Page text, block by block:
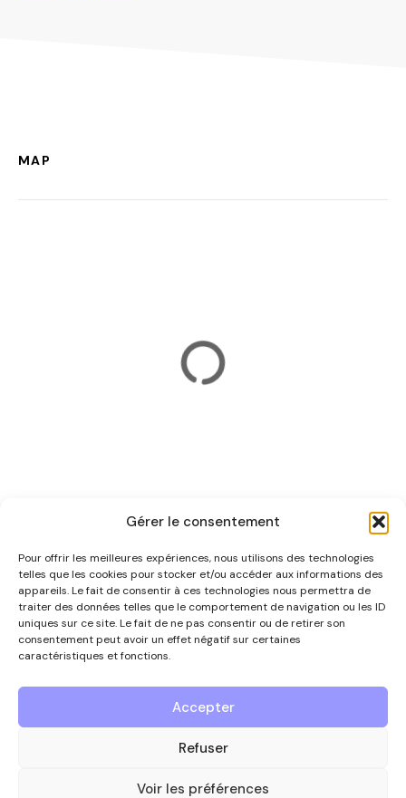
Gérer le consentement
Pour offrir les meilleures expériences, nous utilisons des technologies
telles que les cookies pour stocker et/ou accéder aux informations des
appareils. Le fait de consentir à ces technologies nous permettra de
traiter des données telles que le comportement de navigation ou les ID
uniques sur ce site. Le fait de ne pas consentir ou de retirer son
consentement peut avoir un effet négatif sur certaines
caractéristiques et fonctions.
Accepter
Refuser
Voir les préférences
MAP